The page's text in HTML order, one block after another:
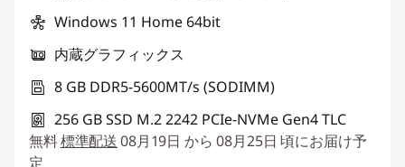
Windows 11 Home 64bit
内蔵グラフィックス
8 GB DDR5-5600MT/s (SODIMM)
256 GB SSD M.2 2242 PCIe-NVMe Gen4 TLC
無料標準配送08月19日 から 08月25日 頃にお届け予
定